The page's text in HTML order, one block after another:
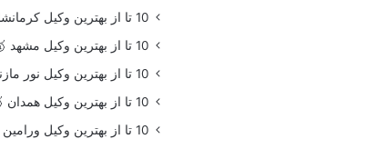
10 تا از بهترین وکیل کرمانشاه 🥇【آپدیت جدید】
10 تا از بهترین وکیل مشهد 🥇【آپدیت جدید】⚖️
10 تا از بهترین وکیل نور مازندران 🥇【آپدیت جدید】
10 تا از بهترین وکیل همدان 🥇【آپدیت جدید】
10 تا از بهترین وکیل ورامین 🥇【آپدیت جدید】